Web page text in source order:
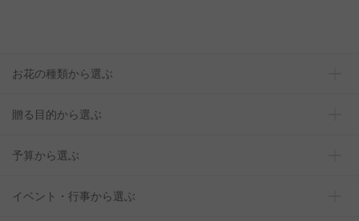
お花の種類から選ぶ
贈る目的から選ぶ
予算から選ぶ
イベント・行事から選ぶ